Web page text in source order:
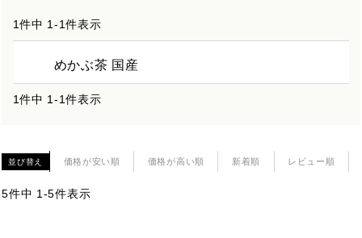
1件中 1-1件表示
めかぶ茶 国産
1件中 1-1件表示
並び替え 価格が安い順 価格が高い順 新着順 レビュー順
5件中 1-5件表示